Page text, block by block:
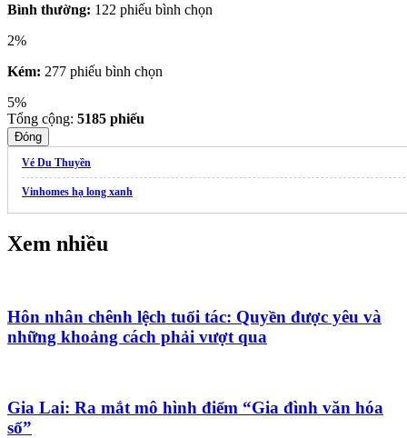
Bình thường: 122 phiếu bình chọn
2%
Kém: 277 phiếu bình chọn
5%
Tổng cộng: 5185 phiếu
Đóng
Vé Du Thuyền
Vinhomes hạ long xanh
Xem nhiều
Hôn nhân chênh lệch tuổi tác: Quyền được yêu và
những khoảng cách phải vượt qua
Gia Lai: Ra mắt mô hình điểm “Gia đình văn hóa
số”